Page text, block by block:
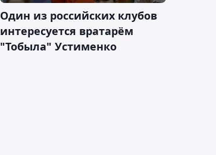
Один из российских клубов
интересуется вратарём
"Тобыла" Устименко